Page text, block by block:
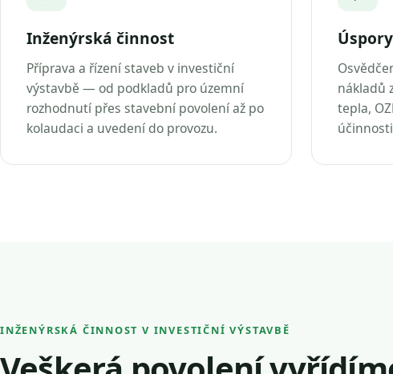
Inženýrská činnost
Příprava a řízení staveb v investiční
výstavbě — od podkladů pro územní
rozhodnutí přes stavební povolení až po
kolaudaci a uvedení do provozu.
nákladů
tepla,
INŽENÝRSKÁ ČINNOST V INVESTIČNÍ VÝSTAVBĚ